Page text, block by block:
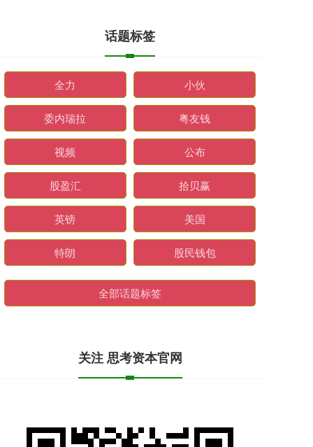
话题标签
全力 小伙
委内瑞拉 粤友钱
视频 公布
股盈汇 拾贝赢
英镑 美国
特朗 股民钱包
全部话题标签
关注 思考资本官网